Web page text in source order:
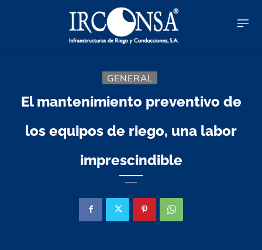
GENERAL
El mantenimiento preventivo de
los equipos de riego, una labor
imprescindible